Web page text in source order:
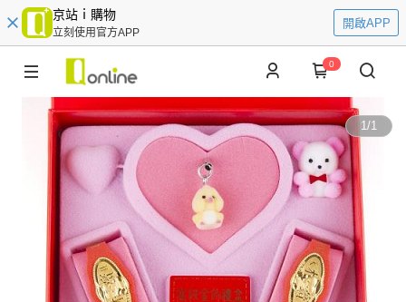
京站ｉ購物
立刻使用官方APP
開啟APP
0
1/1